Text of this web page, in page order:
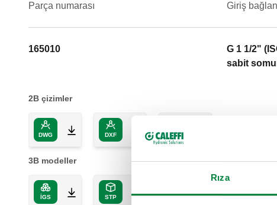
Rıza
Parça numarası Giriş
165010
G 1 1/2"
sabit
2B çizimler
DWG DXF PDF
3B modeller
IGS STP